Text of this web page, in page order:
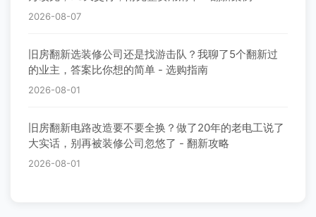
2026-08-07
旧房翻新选装修公司还是找游击队？我聊了5个翻新过
的业主，答案比你想的简单 - 选购指南
2026-08-01
旧房翻新电路改造要不要全换？做了20年的老电工说了
大实话，别再被装修公司忽悠了 - 翻新攻略
2026-08-01